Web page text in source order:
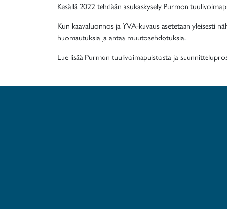
Kesällä 2022 tehdään asukaskysely Purmon
Kun kaavaluonnos ja YVA-kuvaus asetetaan yleisesti
huomautuksia ja antaa muutosehdotuksia.
Lue lisää Purmon tuulivoimapuistosta ja